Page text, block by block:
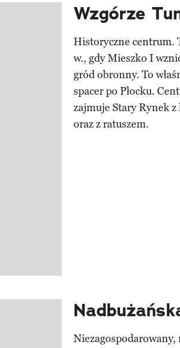
Wzgórze
Historyczne centrum.
w., gdy Mieszko I
gród obronny. To
spacer po Płocku.
zajmuje Stary Rynek
oraz z ratuszem.